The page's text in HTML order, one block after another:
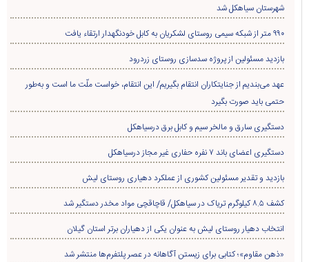
شهرستان سیاهکل شد
۹۹۰ متر از شبکه سیمی روستای لشکریان به کابل خودنگهدار ارتقاء یافت
بازدید مسئولین از پروژه سدسازی روستای زردرود
عهد می‌بندیم از جنایتکاران انتقام بگیریم/ این انتقام، خواست ملّت ما است و به‌طور
حتمی باید صورت بگیرد
دستگیری سارق و مالخر سیم و کابل برق درسیاهکل
دستگیری اعضای باند ۷ نفره حفاری غير مجاز درسیاهکل
بازدید و تقدیر مسئولین کشوری از عملکرد دهیاری روستای لیش
کشف ۸.۵ کیلوگرم تریاک در سیاهکل/ قاچاقچی مواد مخدر دستگیر شد
انتخاب دهیار روستای لیش به عنوان یکی از دهیاران برتر استان گیلان
«ذهن مقاوم»؛ کتابی برای زیستن آگاهانه در عصر پلتفرم‌ها منتشر شد